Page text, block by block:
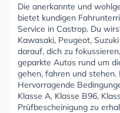
Die anerkannte und
bietet kundigen
Service in Castrop. Du
Kawasaki, Peugeot,
darauf, dich zu
geparkte Autos rund um
gehen, fahren und
Hervorragende
Klasse A, Klasse B96,
Prüfbescheinigung zu